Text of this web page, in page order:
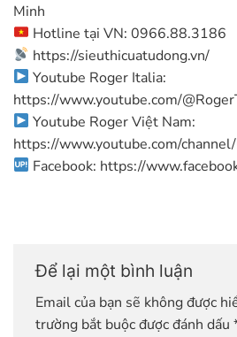
Minh
Hotline tại VN: 0966.88.3186
https://sieuthicuatudong.vn/
Youtube Roger Italia:
https://www.youtube.com/
Youtube Roger Việt Nam:
https://www.youtube.com/
Facebook: https://
Để lại một bình luận
Email của bạn sẽ không được
trường bắt buộc được đánh dấu